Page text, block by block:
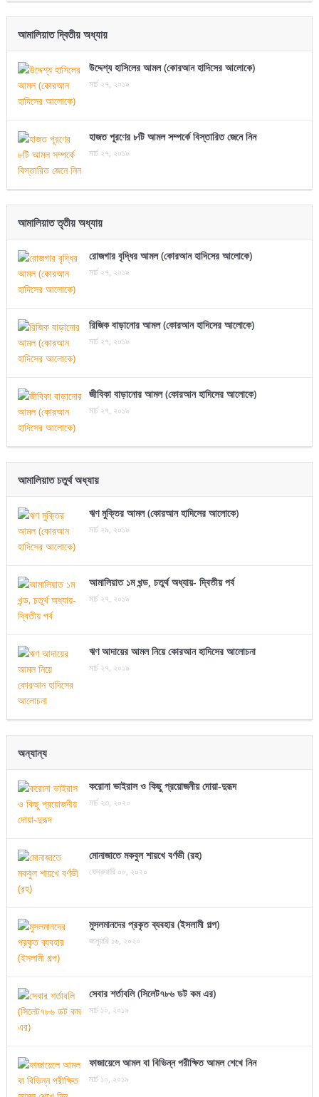
আমালিয়াত দ্বিতীয় অধ্যায়
উদ্দেশ্য হাসিলের আমল (কোরআন হাদিসের আলোকে)
মার্চ ২৭, ২০১৯
হাজত পূরণের ৮টি আমল সম্পর্কে বিস্তারিত জেনে নিন
মার্চ ২৭, ২০১৯
আমালিয়াত তৃতীয় অধ্যায়
রোজগার বৃদ্ধির আমল (কোরআন হাদিসের আলোকে)
মার্চ ২৭, ২০১৯
রিজিক বাড়ানোর আমল (কোরআন হাদিসের আলোকে)
মার্চ ২৭, ২০১৯
জীবিকা বাড়ানোর আমল (কোরআন হাদিসের আলোকে)
মার্চ ২৭, ২০১৯
আমালিয়াত চতুর্থ অধ্যায়
ঋণ মুক্তির আমল (কোরআন হাদিসের আলোকে)
মার্চ ২৯, ২০১৯
আমালিয়াত ১ম খন্ড, চতুর্থ অধ্যায়- দ্বিতীয় পর্ব
মার্চ ২৭, ২০১৯
ঋণ আদায়ের আমল নিয়ে কোরআন হাদিসের আলোচনা
মার্চ ২৭, ২০১৯
অন্যান্য
করোনা ভাইরাস ও কিছু প্রয়োজনীয় দোয়া-দুরূদ
মার্চ ২৩, ২০২০
মোনাজাতে মকবুল শায়খে বর্ণভী (রহ)
ফেব্রুয়ারি ০৮, ২০২০
মুসলমানদের প্রকৃত ব্যবহার (ইসলামী গল্প)
জানুয়ারি ১৬, ২০২০
সেবার শর্তাবলি (সিলেট৭৮৬ ডট কম এর)
মার্চ ১০, ২০১৯
ফাজায়েলে আমল বা বিভিন্ন পরীক্ষিত আমল শেখে নিন
মার্চ ১০, ২০১৯